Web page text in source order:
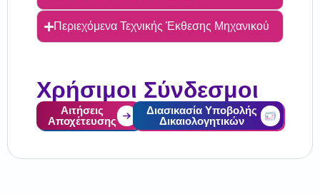
Περιεχόμενα Τεχνικής Έκθεσης Μηχανικού
Χρήσιμοι Σύνδεσμοι
Αιτήσεις
Αποχέτευσης
Διασικασία Υποβολής
Δικαιολογητικών